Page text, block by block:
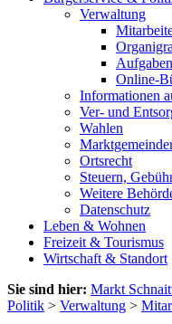
Verwaltung
Aufgaben
Online-
Informationen
Ver- und
Wahlen
Ortsrecht
Steuern,
Weitere
Datenschutz
Leben & Wohnen
Freizeit & Tourismus
Wirtschaft & Standort
Sie sind hier: Markt
Politik > Verwaltung >